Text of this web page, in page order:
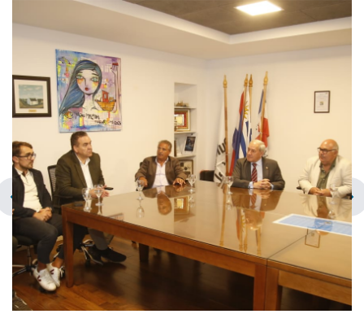
chevron_left navigate_next